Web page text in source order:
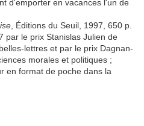
d'emporter en vacances l'un de
, Éditions du Seuil, 1997, 650 p.
par le prix Stanislas Julien de
lettres et par le prix Dagnan-
morales et politiques ;
en format de poche dans la